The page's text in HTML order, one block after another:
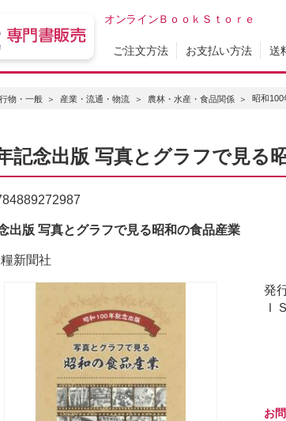
オンラインＢｏｏｋＳｔｏｒｅ
ご注文方法 お支払い方法 送
物・一般 産業・流通・物流 農林・水産・食品関係 昭和100
記念出版 写真とグラフで見る
出版 写真とグラフで見る昭和の食品産業
新聞社
発
Ｉ
お